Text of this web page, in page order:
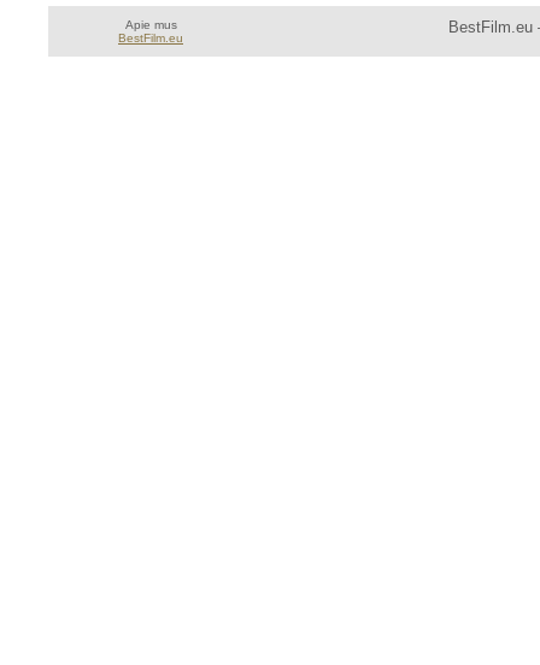
Apie mus
BestFilm.eu